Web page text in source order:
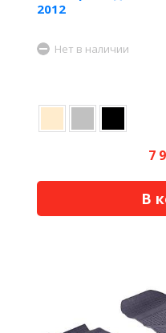
2012
Нет в наличии
7
В